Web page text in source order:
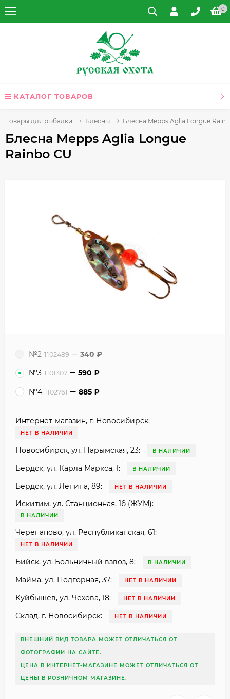
0
КАТАЛОГ ТОВАРОВ
Товары для рыбалки Блесны Блесна Mepps Aglia Longue
Блесна Mepps Aglia Longue
Rainbo CU
№2 1102489 340 ₽
№3 1101307 590 ₽
№4 1102761 885 ₽
Интернет-магазин, г. Новосибирск:
НЕТ В НАЛИЧИИ
Новосибирск, ул. Нарымская, 23: В НАЛИЧИИ
Бердск, ул. Карла Маркса, 1: В НАЛИЧИИ
Бердск, ул. Ленина, 89: НЕТ В НАЛИЧИИ
Искитим, ул. Станционная, 1б (ЖУМ):
В НАЛИЧИИ
Черепаново, ул. Республиканская, 61:
НЕТ В НАЛИЧИИ
Бийск, ул. Больничный взвоз, 8: В НАЛИЧИИ
Майма, ул. Подгорная, 37: НЕТ В НАЛИЧИИ
Куйбышев, ул. Чехова, 18: НЕТ В НАЛИЧИИ
Склад, г. Новосибирск: НЕТ В НАЛИЧИИ
ВНЕШНИЙ ВИД ТОВАРА МОЖЕТ ОТЛИЧАТЬСЯ ОТ
ФОТОГРАФИИ НА САЙТЕ.
ЦЕНА В ИНТЕРНЕТ-МАГАЗИНЕ МОЖЕТ ОТЛИЧАТЬСЯ ОТ
ЦЕНЫ В РОЗНИЧНОМ МАГАЗИНЕ.